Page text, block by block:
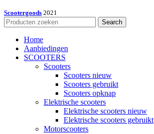
Scootergoods 2021
Search
Home
Aanbiedingen
SCOOTERS
Scooters
Scooters nieuw
Scooters gebruikt
Scooters opknap
Elektrische scooters
Elektrische scooters nieuw
Elektrische scooters gebruikt
Motorscooters